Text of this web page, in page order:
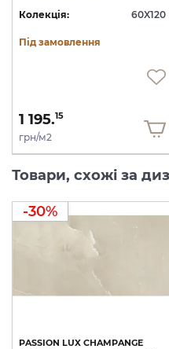
Колекція: 60X120
Під замовлення
1 195.15
грн/м2
Товари, схожі за
-30%
PASSION LUX CHAMPANGE